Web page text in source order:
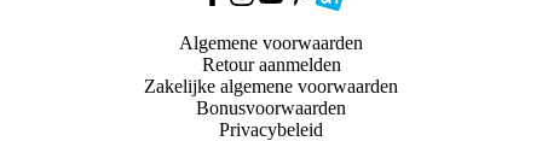
Algemene voorwaarden
Retour aanmelden
Zakelijke algemene voorwaarden
Bonusvoorwaarden
Privacybeleid